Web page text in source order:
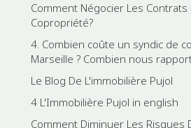
Comment Négocier Les Contrats
Copropriété?
4. Combien coûte un syndic de
Marseille ? Combien nous
Le Blog De L'immobilière Pujol
4 L'Immobilière Pujol in english
Comment Diminuer Les Risques